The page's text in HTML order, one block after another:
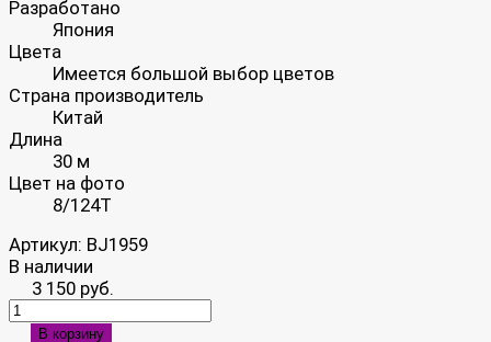
Разработано
Япония
Цвета
Имеется большой выбор цветов
Страна производитель
Китай
Длина
30 м
Цвет на фото
8/124T
Артикул: BJ1959
В наличии
3 150 руб.
В корзину